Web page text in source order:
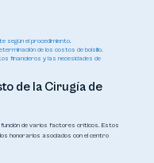
según el procedimiento.
de los costos de bolsillo.
financieros y las necesidades de
de la Cirugía de
función de varios factores críticos. Estos
los honorarios asociados con el centro